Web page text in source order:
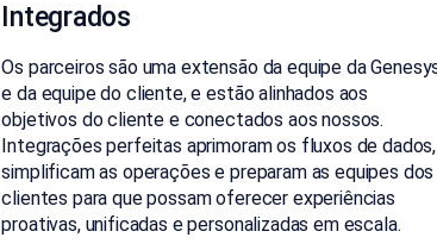
Integrados
Os parceiros são uma extensão da equipe da
e da equipe do cliente, e estão alinhados aos
objetivos do cliente e conectados aos nossos.
Integrações perfeitas aprimoram os fluxos de dados,
simplificam as operações e preparam as equipes dos
clientes para que possam oferecer experiências
proativas, unificadas e personalizadas em escala.